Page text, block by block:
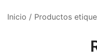
Inicio / Productos